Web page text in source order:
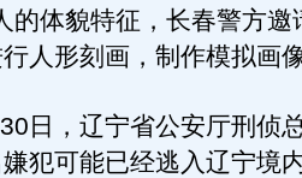
的体貌特征，长春警方邀
人形刻画，制作模拟画
，辽宁省公安厅刑侦
犯可能已经逃入辽宁境